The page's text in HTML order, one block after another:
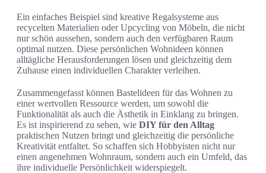
Ein einfaches Beispiel sind kreative Regalsysteme aus
recycelten Materialien oder Upcycling von Möbeln, die nicht
nur schön aussehen, sondern auch den verfügbaren Raum
optimal nutzen. Diese persönlichen Wohnideen können
alltägliche Herausforderungen lösen und gleichzeitig dem
Zuhause einen individuellen Charakter verleihen.
Zusammengefasst können Bastelideen für das Wohnen zu
einer wertvollen Ressource werden, um sowohl die
Funktionalität als auch die Ästhetik in Einklang zu bringen.
Es ist inspirierend zu sehen, wie DIY für den Alltag
praktischen Nutzen bringt und gleichzeitig die persönliche
Kreativität entfaltet. So schaffen sich Hobbyisten nicht nur
einen angenehmen Wohnraum, sondern auch ein Umfeld, das
ihre individuelle Persönlichkeit widerspiegelt.